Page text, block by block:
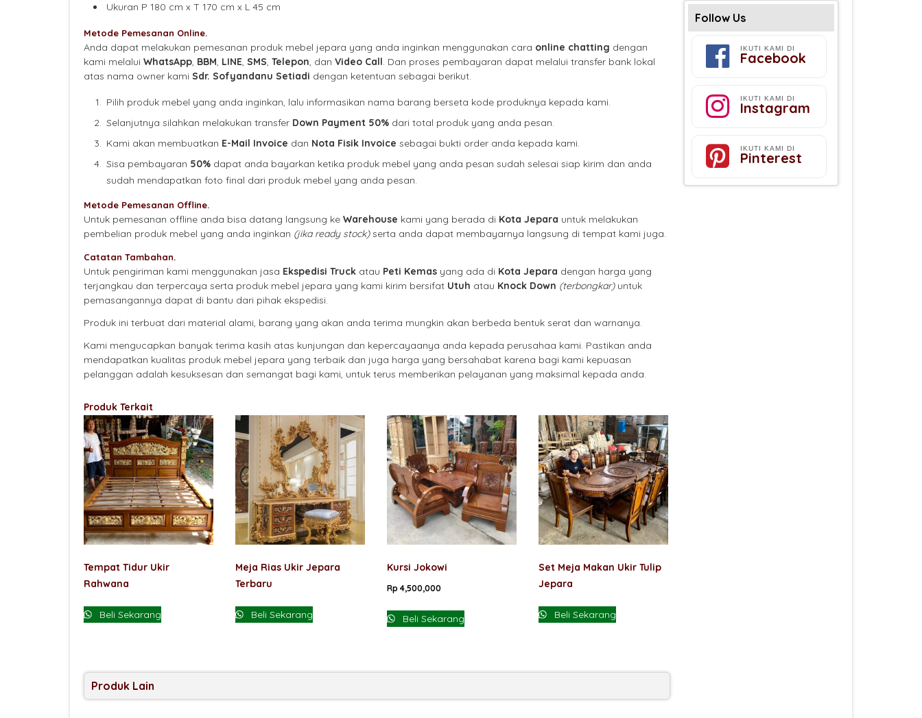
Ukuran P 180 cm x T 170 cm x L 45 cm
Metode Pemesanan Online.
Anda dapat melakukan pemesanan produk mebel jepara yang anda inginkan menggunakan cara online chatting dengan
kami melalui WhatsApp, BBM, LINE, SMS, Telepon, dan Video Call. Dan proses pembayaran dapat melalui transfer bank lokal
atas nama owner kami Sdr. Sofyandanu Setiadi dengan ketentuan sebagai berikut.
Pilih produk mebel yang anda inginkan, lalu informasikan nama barang berseta kode produknya kepada kami.
Selanjutnya silahkan melakukan transfer Down Payment 50% dari total produk yang anda pesan.
Kami akan membuatkan E-Mail Invoice dan Nota Fisik Invoice sebagai bukti order anda kepada kami.
Sisa pembayaran 50% dapat anda bayarkan ketika produk mebel yang anda pesan sudah selesai siap kirim dan anda
sudah mendapatkan foto final dari produk mebel yang anda pesan.
Metode Pemesanan Offline.
Untuk pemesanan offline anda bisa datang langsung ke Warehouse kami yang berada di Kota Jepara untuk melakukan
pembelian produk mebel yang anda inginkan (jika ready stock)serta anda dapat membayarnya langsung di tempat kami juga.
Catatan Tambahan.
Untuk pengiriman kami menggunakan jasa Ekspedisi Truck atau Peti Kemas yang ada di Kota Jepara dengan harga yang
terjangkau dan terpercaya serta produk mebel jepara yang kami kirim bersifat Utuh atau Knock Down (terbongkar)untuk
pemasangannya dapat di bantu dari pihak ekspedisi.
Produk ini terbuat dari material alami, barang yang akan anda terima mungkin akan berbeda bentuk serat dan warnanya.
Kami mengucapkan banyak terima kasih atas kunjungan dan kepercayaanya anda kepada perusahaa kami. Pastikan anda
mendapatkan kualitas produk mebel jepara yang terbaik dan juga harga yang bersahabat karena bagi kami kepuasan
pelanggan adalah kesuksesan dan semangat bagi kami, untuk terus memberikan pelayanan yang maksimal kepada anda.
Produk Terkait
Tempat Tidur Ukir
Rahwana
Beli Sekarang
Meja Rias Ukir Jepara
Terbaru
Beli Sekarang
Kursi Jokowi
Rp 4,500,000
Beli Sekarang
Set Meja Makan Ukir Tulip
Jepara
Beli Sekarang
Produk Lain
Follow Us
IKUTI KAMI DI
Facebook
IKUTI KAMI DI
Instagram
IKUTI KAMI DI
Pinterest